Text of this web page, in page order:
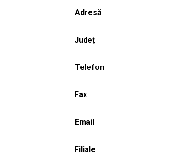
Adresă
Județ
Telefon
Fax
Email
Filiale